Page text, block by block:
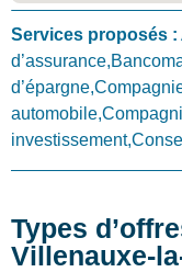
Services proposés :
Types
Villenauxe-